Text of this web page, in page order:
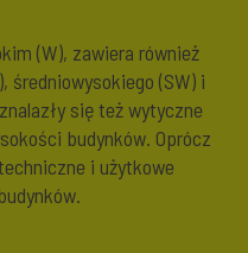
(W), zawiera również
średniowysokiego (SW) i
się też wytyczne
budynków. Oprócz
i użytkowe